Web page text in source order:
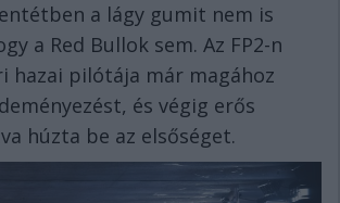
a lágy gumit nem is
a Red Bullok sem. Az FP2-n
hazai pilótája már magához
és végig erős
húzta be az elsőséget.